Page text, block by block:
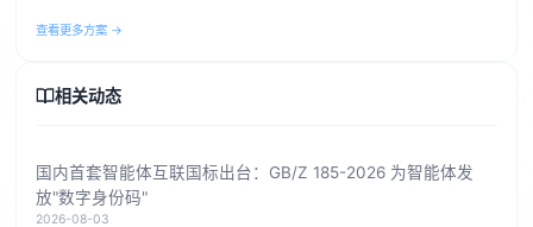
查看更多方案 →
相关动态
国内首套智能体互联国标出台：GB/Z 185-2026 为智能体发
放"数字身份码"
2026-08-03